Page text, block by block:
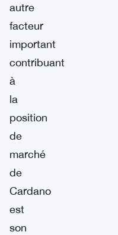
autre
facteur
important
contribuant
à
la
position
de
marché
de
Cardano
est
son